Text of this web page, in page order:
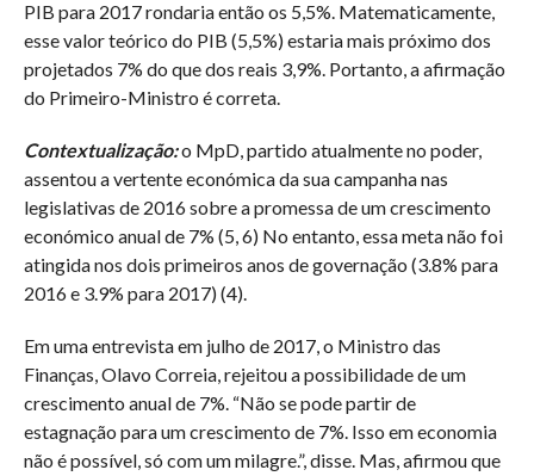
PIB para 2017 rondaria então os 5,5%. Matematicamente,
esse valor teórico do PIB (5,5%) estaria mais próximo dos
projetados 7% do que dos reais 3,9%. Portanto, a afirmação
do Primeiro-Ministro é correta.
Contextualização:o MpD, partido atualmente no poder,
assentou a vertente económica da sua campanha nas
legislativas de 2016 sobre a promessa de um crescimento
económico anual de 7% (5, 6) No entanto, essa meta não foi
atingida nos dois primeiros anos de governação (3.8% para
2016 e 3.9% para 2017) (4).
Em uma entrevista em julho de 2017, o Ministro das
Finanças, Olavo Correia, rejeitou a possibilidade de um
crescimento anual de 7%. “Não se pode partir de
estagnação para um crescimento de 7%. Isso em economia
não é possível, só com um milagre.”, disse. Mas, afirmou que